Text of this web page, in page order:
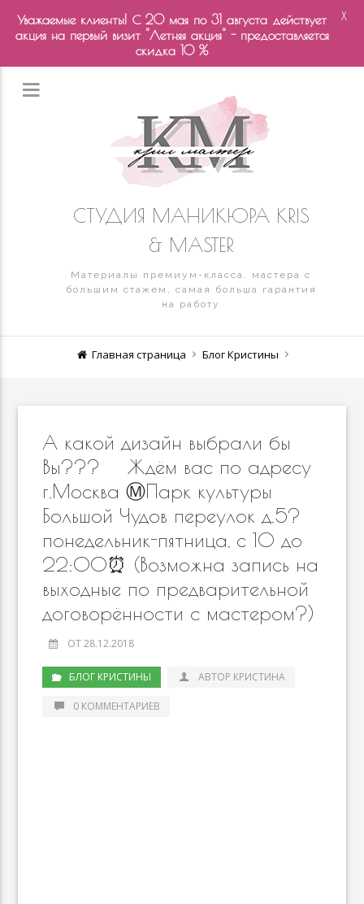
СТУДИЯ МАНИКЮРА KRIS
& MASTER
Материалы премиум-класса, мастера с
большим стажем, самая больша гарантия
на работу
Главная страница Блог Кристины
А какой дизайн выбрали бы
Вы??? ⠀ Ждём вас по адресу
г.Москва Ⓜ️Парк культуры
Большой Чудов переулок д.5?
понедельник-пятница, с 10 до
22:00⏰ (Возможна запись на
выходные по предварительной
договорённости с мастером?)
ОТ 28.12.2018
БЛОГ КРИСТИНЫ АВТОР КРИСТИНА
0 КОММЕНТАРИЕВ
Уважаемые клиенты! С 20 мая по 31 августа действует
акция на первый визит "Летняя акция" - предоставляется
скидка 10 %
X